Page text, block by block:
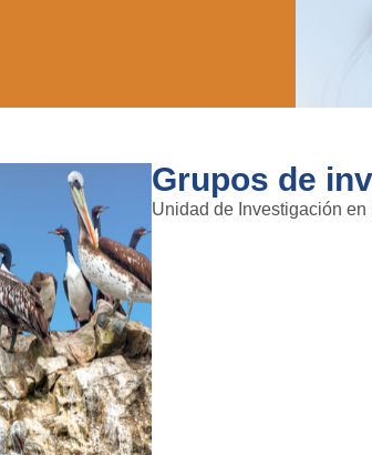
Grupos de
Unidad de Investigación